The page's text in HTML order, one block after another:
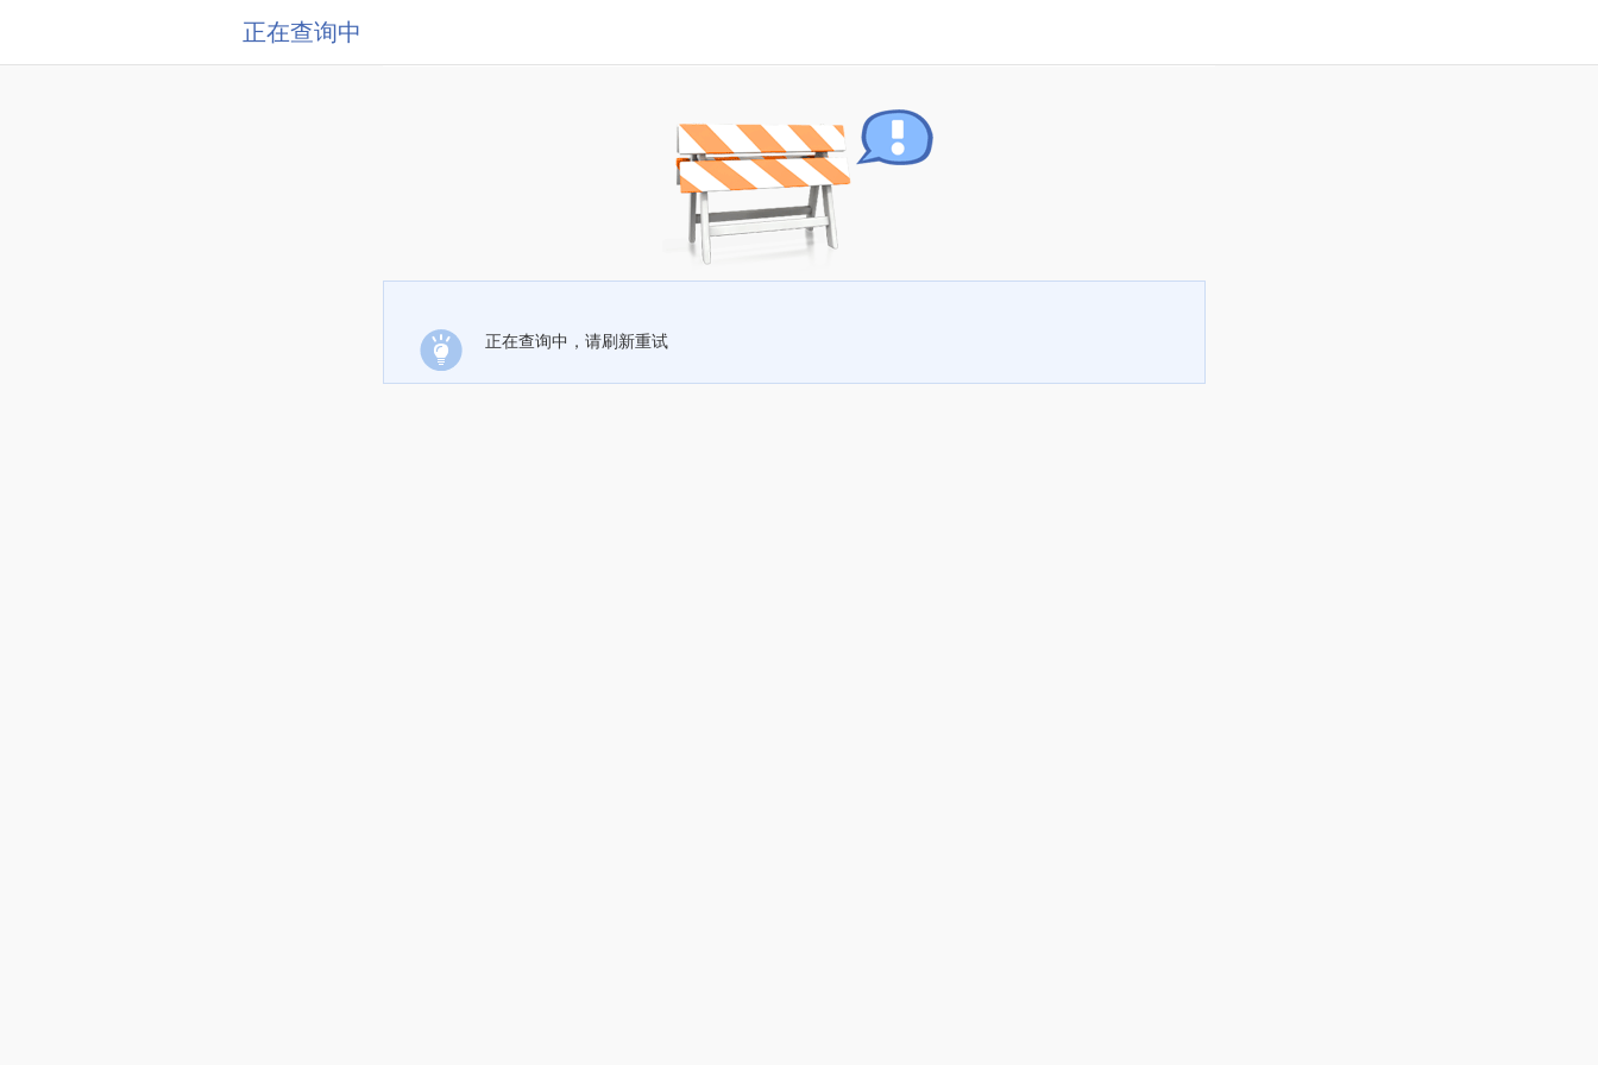
正在查询中
正在查询中，请刷新重试